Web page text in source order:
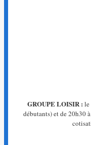
GROUPE LOISIR : le
débutants) et de 20h30